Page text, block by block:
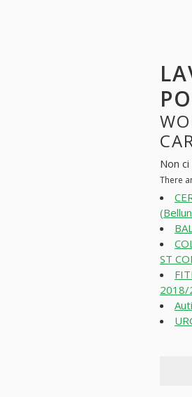
Non
There
ST
2018/